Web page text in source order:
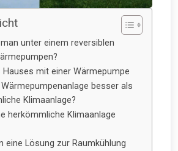
unter einem reversiblen
Hauses mit einer Wärmepumpe
besser als
Klimaanlage?
herkömmliche Klimaanlage
eine Lösung zur Raumkühlung